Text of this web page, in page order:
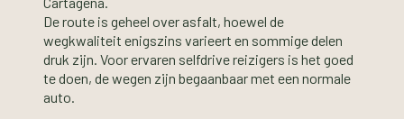
De route is geheel over asfalt, hoewel de
wegkwaliteit enigszins varieert en sommige delen
druk zijn. Voor ervaren selfdrive reizigers is het goed
te doen, de wegen zijn begaanbaar met een normale
auto.